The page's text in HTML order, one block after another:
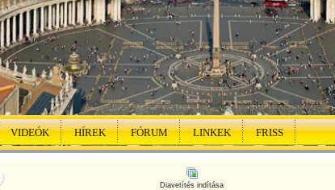
VIDEÓK HÍREK FÓRUM LINKEK FRISS
Diavetítés indítása